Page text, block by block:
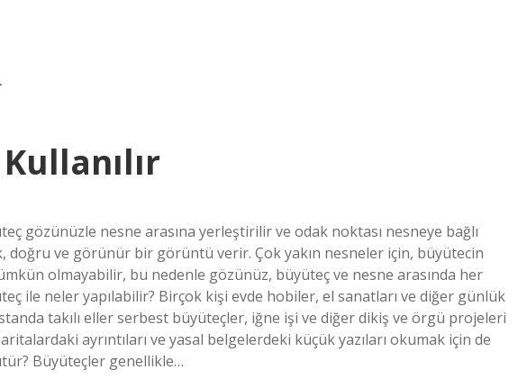
gözünüzle nesne arasına yerleştirilir ve odak noktası nesneye bağlı
doğru ve görünür bir görüntü verir. Çok yakın nesneler için, büyütecin
olmayabilir, bu nedenle gözünüz, büyüteç ve nesne arasında her
ile neler yapılabilir? Birçok kişi evde hobiler, el sanatları ve diğer günlük
takılı eller serbest büyüteçler, iğne işi ve diğer dikiş ve örgü projeleri
ayrıntıları ve yasal belgelerdeki küçük yazıları okumak için de
Büyüteçler genellikle…